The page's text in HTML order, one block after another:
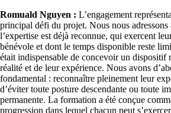
Romuald Nguyen : L’engagement
principal défi du projet. Nous nous adressons
l’expertise est déjà reconnue, qui exercent
bénévole et dont le temps disponible reste
était indispensable de concevoir un dispositif
réalité et de leur expérience. Nous avons
fondamental : reconnaître pleinement leur
d’éviter toute posture descendante ou toute
permanente. La formation a été conçue
progression dans lequel chacun peut